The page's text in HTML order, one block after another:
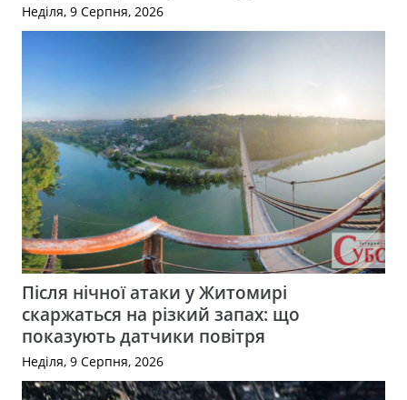
Неділя, 9 Серпня, 2026
Після нічної атаки у Житомирі
скаржаться на різкий запах: що
показують датчики повітря
Неділя, 9 Серпня, 2026